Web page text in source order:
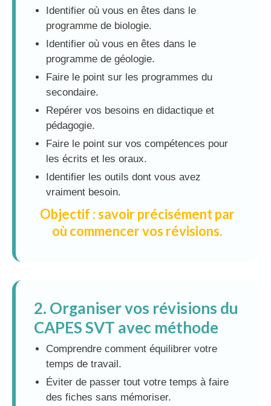
Identifier où vous en êtes dans le
programme de biologie.
Identifier où vous en êtes dans le
programme de géologie.
Faire le point sur les programmes du
secondaire.
Repérer vos besoins en didactique et
pédagogie.
Faire le point sur vos compétences pour
les écrits et les oraux.
Identifier les outils dont vous avez
vraiment besoin.
Objectif : savoir précisément par
où commencer vos révisions.
2. Organiser vos révisions du
CAPES SVT avec méthode
Comprendre comment équilibrer votre
temps de travail.
Éviter de passer tout votre temps à faire
des fiches sans mémoriser.